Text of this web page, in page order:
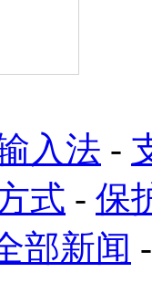
入法 -
式 - 保
部新闻